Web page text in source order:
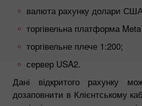
валюта рахунку долари
торгівельна платформа
торгівельне плече 1:200;
сервер USA2.
Дані відкритого рахунку
дозаповнити в Клієнтському